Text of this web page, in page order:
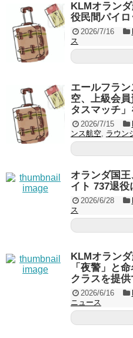
KLMオラン
役民間パイ
2026/7/16
ス
エールフラ
空、上級会
タスマッチ
2026/7/15
ンス航空, ラウン
オランダ国
イト 737退
2026/6/28
ス
KLMオラン
「夜警」と
クラスを提
2026/6/16
ニュース